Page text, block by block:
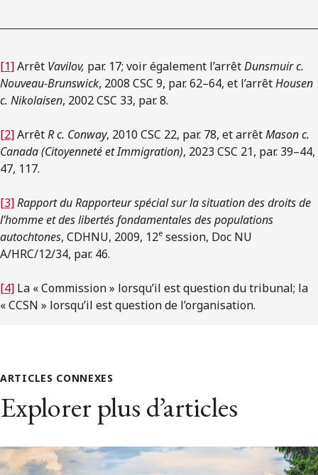
[1]Arrêt Vavilov, par. 17; voir également l’arrêtDunsmuir c.
Nouveau-Brunswick, 2008 CSC 9, par. 62–64, et l’arrêtHousen
c. Nikolaisen, 2002 CSC 33, par. 8.
[2]ArrêtR c. Conway, 2010 CSC 22, par. 78, et arrêtMason c.
Canada (Citoyenneté et Immigration), 2023 CSC 21, par. 39–44,
47, 117.
[3]Rapport du Rapporteur spécial sur la situation des droits de
l’homme et des libertés fondamentales des populations
autochtones, CDHNU, 2009, 12e session, Doc NU
A/HRC/12/34, par. 46.
[4] La « Commission » lorsqu’il est question du tribunal; la
« CCSN » lorsqu’il est question de l’organisation.
ARTICLES CONNEXES
Explorer plus d’articles